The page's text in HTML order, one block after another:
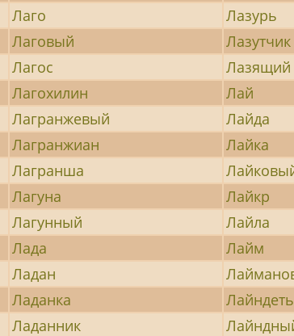
Лаго
Лазурь
Лаговый
Лазутчик
Лагос
Лазящий
Лагохилин
Лай
Лагранжевый
Лайда
Лагранжиан
Лайка
Лагранша
Лагуна
Лайкр
Лагунный
Лайла
Лада
Лайм
Ладан
Ладанка
Лайндеть
Ладанник